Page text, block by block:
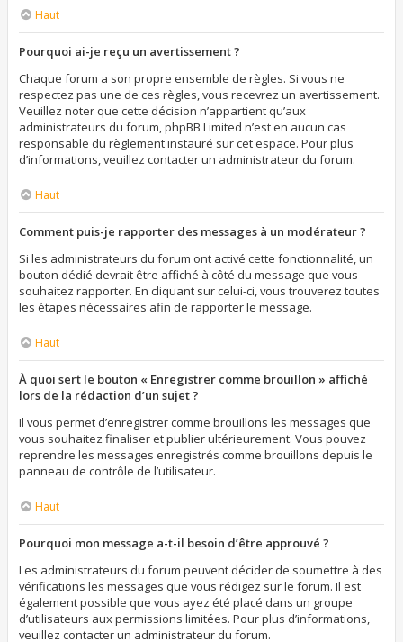
Haut
Pourquoi ai-je reçu un avertissement ?
Chaque forum a son propre ensemble de règles. Si vous ne
respectez pas une de ces règles, vous recevrez un avertissement.
Veuillez noter que cette décision n’appartient qu’aux
administrateurs du forum, phpBB Limited n’est en aucun cas
responsable du règlement instauré sur cet espace. Pour plus
d’informations, veuillez contacter un administrateur du forum.
Haut
Comment puis-je rapporter des messages à un modérateur ?
Si les administrateurs du forum ont activé cette fonctionnalité, un
bouton dédié devrait être affiché à côté du message que vous
souhaitez rapporter. En cliquant sur celui-ci, vous trouverez toutes
les étapes nécessaires afin de rapporter le message.
Haut
À quoi sert le bouton « Enregistrer comme brouillon » affiché
lors de la rédaction d’un sujet ?
Il vous permet d’enregistrer comme brouillons les messages que
vous souhaitez finaliser et publier ultérieurement. Vous pouvez
reprendre les messages enregistrés comme brouillons depuis le
panneau de contrôle de l’utilisateur.
Haut
Pourquoi mon message a-t-il besoin d’être approuvé ?
Les administrateurs du forum peuvent décider de soumettre à des
vérifications les messages que vous rédigez sur le forum. Il est
également possible que vous ayez été placé dans un groupe
d’utilisateurs aux permissions limitées. Pour plus d’informations,
veuillez contacter un administrateur du forum.